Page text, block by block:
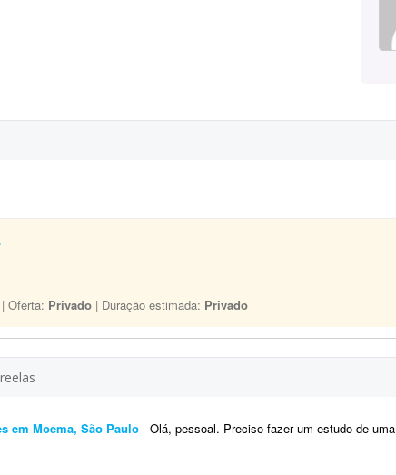
| Oferta: Privado | Duração estimada: Privado
em Moema, São Paulo - Olá, pessoal. Preciso fazer um estudo de uma área em São Paulo